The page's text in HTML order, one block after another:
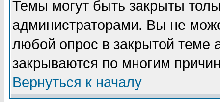
Темы могут быть закрыты
администраторами. Вы не
любой опрос в закрытой теме
закрываются по многим
Вернуться к началу